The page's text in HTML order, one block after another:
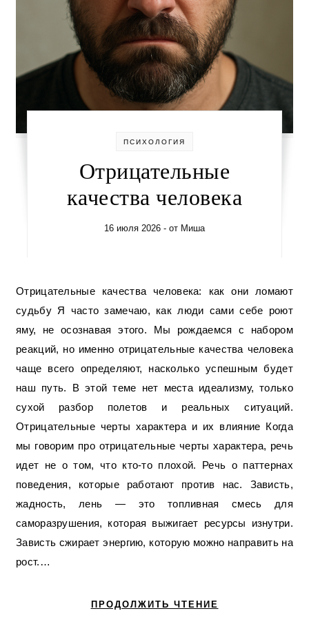
ПСИХОЛОГИЯ
Отрицательные
качества человека
16 июля 2026 - от Миша
Отрицательные качества человека: как они ломают
судьбу Я часто замечаю, как люди сами себе роют
яму, не осознавая этого. Мы рождаемся с набором
реакций, но именно отрицательные качества человека
чаще всего определяют, насколько успешным будет
наш путь. В этой теме нет места идеализму, только
сухой разбор полетов и реальных ситуаций.
Отрицательные черты характера и их влияние Когда
мы говорим про отрицательные черты характера, речь
идет не о том, что кто-то плохой. Речь о паттернах
поведения, которые работают против нас. Зависть,
жадность, лень — это топливная смесь для
саморазрушения, которая выжигает ресурсы изнутри.
Зависть сжирает энергию, которую можно направить на
рост.…
ПРОДОЛЖИТЬ ЧТЕНИЕ